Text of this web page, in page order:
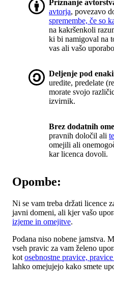
Priznanje
avtorja, povezavo
spremembe, če so
na kakršenkoli
ki bi namigoval na
vas ali vašo
Deljenje pod
uredite, predelate
morate svojo
izvirnik.
Brez dodatnih
pravnih določil ali
omejili ali
kar licenca dovoli.
Opombe:
Ni se vam treba držati licence
javni domeni, ali kjer vašo
izjeme in omejitve.
Podana niso nobene jamstva.
vseh pravic za vam želeno
kot osebnostne pravice,
lahko omejujejo kako smete